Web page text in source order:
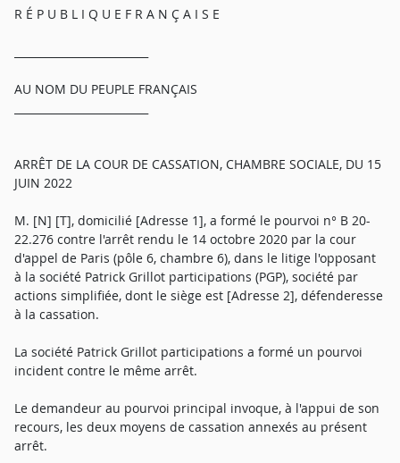
R É P U B L I Q U E F R A N Ç A I S E
AU NOM DU PEUPLE FRANÇAIS
ARRÊT DE LA COUR DE CASSATION, CHAMBRE SOCIALE, DU 15
JUIN 2022
M. [N] [T], domicilié [Adresse 1], a formé le pourvoi n° B 20-
22.276 contre l'arrêt rendu le 14 octobre 2020 par la cour
d'appel de Paris (pôle 6, chambre 6), dans le litige l'opposant
à la société Patrick Grillot participations (PGP), société par
actions simplifiée, dont le siège est [Adresse 2], défenderesse
à la cassation.
La société Patrick Grillot participations a formé un pourvoi
incident contre le même arrêt.
Le demandeur au pourvoi principal invoque, à l'appui de son
recours, les deux moyens de cassation annexés au présent
arrêt.